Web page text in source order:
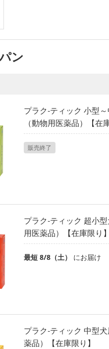
ン
プラク‐ティック 小型
（動物用医薬品）【在
販売終了
プラク‐ティック 超小
用医薬品）【在庫限り】
最短 8/8（土） にお届け
プラク‐ティック 中型
薬品）【在庫限り】